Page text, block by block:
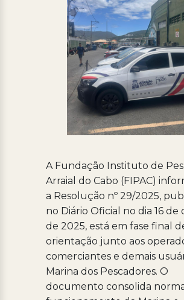
A Fundação Instituto de
Arraial do Cabo (FIPAC)
a Resolução nº 29/2025,
no Diário Oficial no dia 16
de 2025, está em fase final
orientação junto aos
comerciantes e demais
Marina dos Pescadores. O
documento consolida